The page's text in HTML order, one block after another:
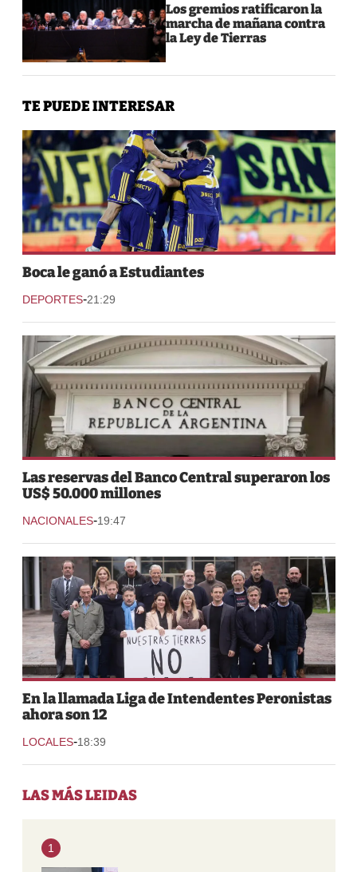
Los gremios ratificaron la
marcha de mañana contra
la Ley de Tierras
TE PUEDE INTERESAR
Boca le ganó a Estudiantes
DEPORTES-21:29
Las reservas del Banco Central superaron los
US$ 50.000 millones
NACIONALES-19:47
En la llamada Liga de Intendentes Peronistas
ahora son 12
LOCALES-18:39
LAS MÁS LEIDAS
1